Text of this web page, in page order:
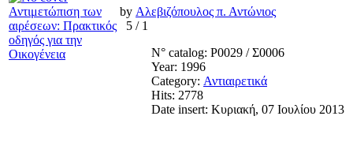
by Αλεβιζόπουλος π. Αντώνιος
5 / 1
N° catalog: Ρ0029 / Σ0006
Year: 1996
Category: Αντιαιρετικά
Hits: 2778
Date insert: Κυριακή, 07 Ιουλίου 2013